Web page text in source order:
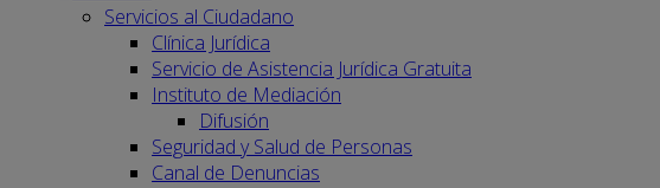
Servicios al Ciudadano
Clínica Jurídica
Servicio de Asistencia Jurídica Gratuita
Instituto de Mediación
Difusión
Seguridad y Salud de Personas
Canal de Denuncias